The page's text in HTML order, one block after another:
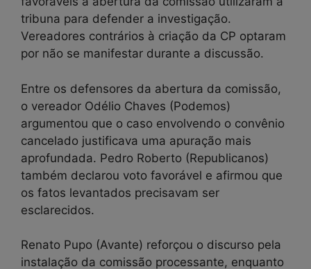
tribuna para defender a investigação.
Vereadores contrários à criação da CP optaram
por não se manifestar durante a discussão.
Entre os defensores da abertura da comissão,
o vereador Odélio Chaves (Podemos)
argumentou que o caso envolvendo o convênio
cancelado justificava uma apuração mais
aprofundada. Pedro Roberto (Republicanos)
também declarou voto favorável e afirmou que
os fatos levantados precisavam ser
esclarecidos.
Renato Pupo (Avante) reforçou o discurso pela
instalação da comissão processante, enquanto